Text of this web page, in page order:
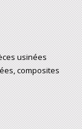
usinées
composites